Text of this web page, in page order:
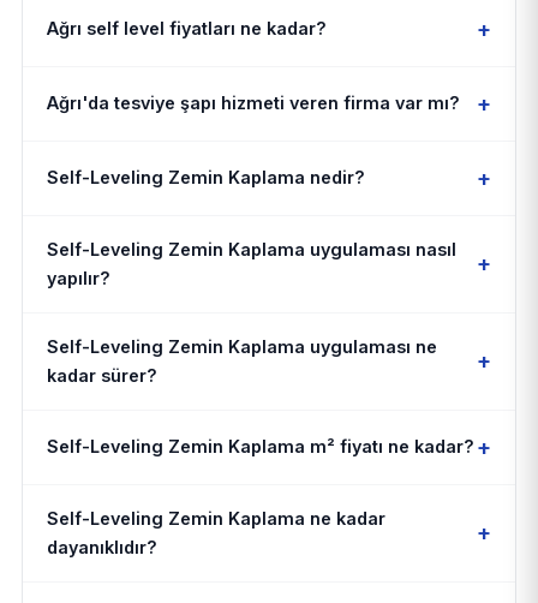
Ağrı self level fiyatları ne kadar? +
Ağrı'da tesviye şapı hizmeti veren firma var mı? +
Self-Leveling Zemin Kaplama nedir? +
Self-Leveling Zemin Kaplama uygulaması nasıl
yapılır?
+
Self-Leveling Zemin Kaplama uygulaması ne
kadar sürer?
+
Self-Leveling Zemin Kaplama m² fiyatı ne kadar? +
Self-Leveling Zemin Kaplama ne kadar
dayanıklıdır?
+